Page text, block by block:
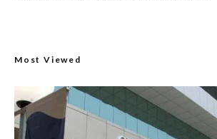
Most Viewed